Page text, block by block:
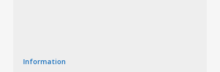
conseil
Information